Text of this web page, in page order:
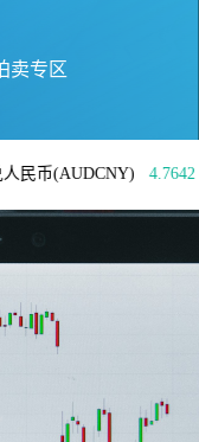
卖专区
4.7642 英